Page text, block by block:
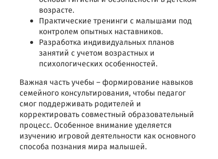
возрасте.
Практические тренинги с малышами под
контролем опытных наставников.
Разработка индивидуальных планов
занятий с учетом возрастных и
психологических особенностей.
Важная часть учебы – формирование навыков
семейного консультирования, чтобы педагог
смог поддерживать родителей и
корректировать совместный образовательный
процесс. Особенное внимание уделяется
изучению игровой деятельности как основного
способа познания мира малышей.